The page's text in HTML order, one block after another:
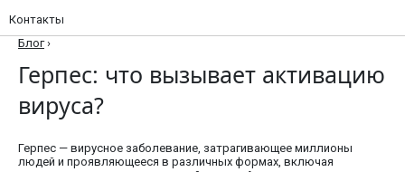
Контакты
Блог ›
Герпес: что вызывает активацию
вируса?
Герпес — вирусное заболевание, затрагивающее миллионы
людей и проявляющееся в различных формах, включая